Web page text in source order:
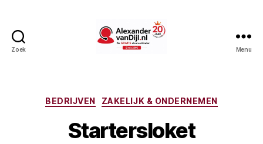
Zoek Menu
Categorieën
BEDRIJVEN ZAKELIJK & ONDERNEMEN
Startersloket